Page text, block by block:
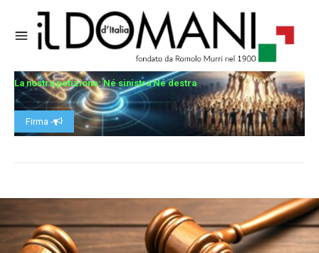
La nostra petizione: Né sinistra Né destra
Firma -